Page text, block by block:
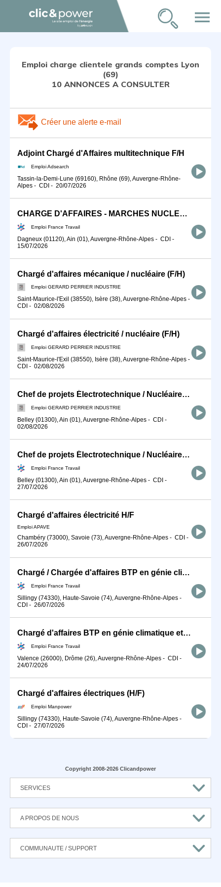
menu
Emploi charge clientele grands comptes Lyon
(69)
10 ANNONCES A CONSULTER
Créer une alerte e-mail
Adjoint Chargé d'Affaires multitechnique F/H
Emploi Adsearch
Tassin-la-Demi-Lune (69160), Rhône (69), Auvergne-Rhône-
Alpes - CDI - 20/07/2026
CHARGE D'AFFAIRES - MARCHES NUCLEAIRES H/F
Emploi France Travail
Dagneux (01120), Ain (01), Auvergne-Rhône-Alpes - CDI -
15/07/2026
Chargé d'affaires mécanique / nucléaire (F/H)
Emploi GERARD PERRIER INDUSTRIE
Saint-Maurice-l'Exil (38550), Isère (38), Auvergne-Rhône-Alpes -
CDI - 02/08/2026
Chargé d'affaires électricité / nucléaire (F/H)
Emploi GERARD PERRIER INDUSTRIE
Saint-Maurice-l'Exil (38550), Isère (38), Auvergne-Rhône-Alpes -
CDI - 02/08/2026
Chef de projets Électrotechnique / Nucléaire (F/H)
Emploi GERARD PERRIER INDUSTRIE
Belley (01300), Ain (01), Auvergne-Rhône-Alpes - CDI -
02/08/2026
Chef de projets Électrotechnique / Nucléaire (H/F)
Emploi France Travail
Belley (01300), Ain (01), Auvergne-Rhône-Alpes - CDI -
27/07/2026
Chargé d'affaires électricité H/F
Emploi APAVE
Chambéry (73000), Savoie (73), Auvergne-Rhône-Alpes - CDI -
26/07/2026
Chargé / Chargée d'affaires BTP en génie climatique et énergétiqu (H/F)
Emploi France Travail
Sillingy (74330), Haute-Savoie (74), Auvergne-Rhône-Alpes -
CDI - 26/07/2026
Chargé d'affaires BTP en génie climatique et énergétique (H/F)
Emploi France Travail
Valence (26000), Drôme (26), Auvergne-Rhône-Alpes - CDI -
24/07/2026
Chargé d'affaires électriques (H/F)
Emploi Manpower
Sillingy (74330), Haute-Savoie (74), Auvergne-Rhône-Alpes -
CDI - 27/07/2026
Copyright 2008-2026 Clicandpower
SERVICES
A PROPOS DE NOUS
COMMUNAUTE / SUPPORT